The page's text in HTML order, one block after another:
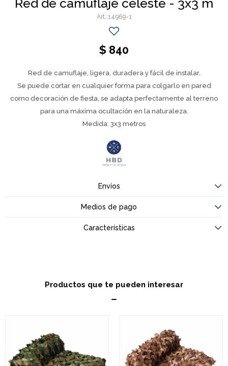
Red de camuflaje celeste - 3x3 m
14969-1
$ 840
Red de camuflaje, ligera, duradera y fácil de instalar.
Se puede cortar en cualquier forma para colgarlo en pared
como decoración de fiesta, se adapta perfectamente al terreno
para una máxima ocultación en la naturaleza.
Medida: 3x3 metros
Envíos
Medios de pago
Características
Productos que te pueden interesar